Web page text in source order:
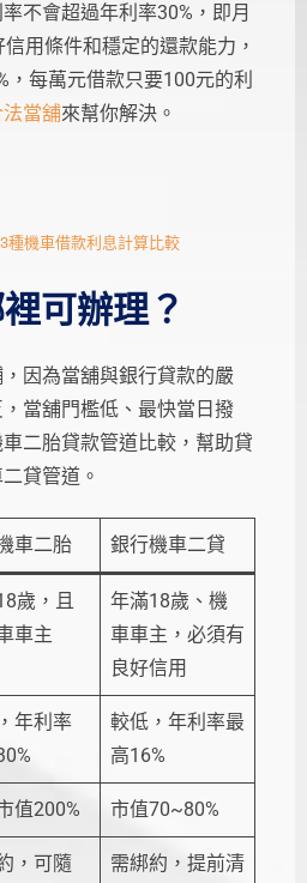
不會超過年利率30%，即月
用條件和穩定的還款能力，
每萬元借款只要100元的利
當舖來幫你解決。
種機車借款利息計算比較
可辦理？
因為當舖與銀行貸款的嚴
當舖門檻低、最快當日撥
二胎貸款管道比較，幫助貸
貸管道。
車二胎 銀行機車二貸
歲，且
車主
年滿18歲、機
車車主，必須有
良好信用
年利率
較低，年利率最
高16%
值200% 市值70~80%
，可隨
需綁約，提前清